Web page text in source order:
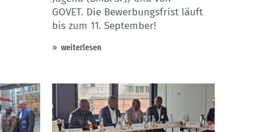
GOVET. Die Bewerbungsfrist läuft
bis zum 11. September!
weiterlesen